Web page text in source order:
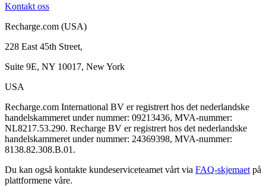
Kontakt oss
Recharge.com (USA)
228 East 45th Street,
Suite 9E, NY 10017, New York
USA
Recharge.com International BV er registrert hos det nederlandske
handelskammeret under nummer: 09213436, MVA-nummer:
NL8217.53.290. Recharge BV er registrert hos det nederlandske
handelskammeret under nummer: 24369398, MVA-nummer:
8138.82.308.B.01.
Du kan også kontakte kundeserviceteamet vårt via FAQ-skjemaet på
plattformene våre.